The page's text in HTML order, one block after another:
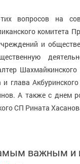
вопросов на
комитета
и
Шахмайкинского
глава Акбуринского
А также с днем
СП Рината
важным и